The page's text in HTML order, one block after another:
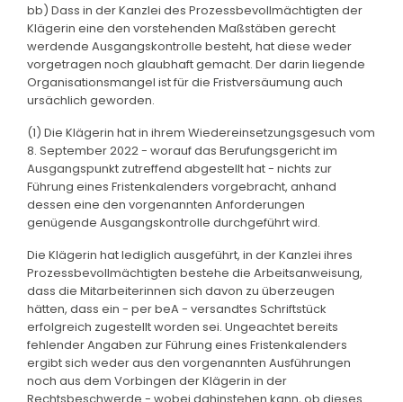
bb) Dass in der Kanzlei des Prozessbevollmächtigten der
Klägerin eine den vorstehenden Maßstäben gerecht
werdende Ausgangskontrolle besteht, hat diese weder
vorgetragen noch glaubhaft gemacht. Der darin liegende
Organisationsmangel ist für die Fristversäumung auch
ursächlich geworden.
(1) Die Klägerin hat in ihrem Wiedereinsetzungsgesuch vom
8. September 2022 - worauf das Berufungsgericht im
Ausgangspunkt zutreffend abgestellt hat - nichts zur
Führung eines Fristenkalenders vorgebracht, anhand
dessen eine den vorgenannten Anforderungen
genügende Ausgangskontrolle durchgeführt wird.
Die Klägerin hat lediglich ausgeführt, in der Kanzlei ihres
Prozessbevollmächtigten bestehe die Arbeitsanweisung,
dass die Mitarbeiterinnen sich davon zu überzeugen
hätten, dass ein - per beA - versandtes Schriftstück
erfolgreich zugestellt worden sei. Ungeachtet bereits
fehlender Angaben zur Führung eines Fristenkalenders
ergibt sich weder aus den vorgenannten Ausführungen
noch aus dem Vorbingen der Klägerin in der